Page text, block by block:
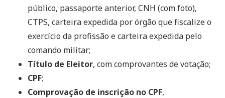
público, passaporte anterior, CNH (com foto),
CTPS, carteira expedida por órgão que fiscalize o
exercício da profissão e carteira expedida pelo
comando militar;
Título de Eleitor, com comprovantes de votação;
CPF;
Comprovação de inscrição no CPF,